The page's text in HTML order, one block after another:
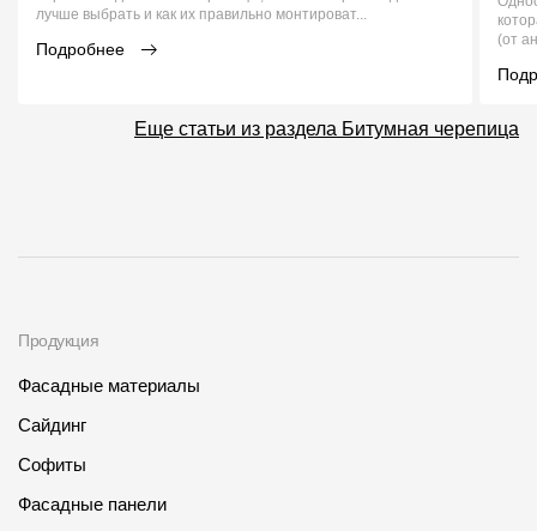
лучше выбрать и как их правильно монтироват...
Подробнее
(от
Еще статьи из раздела Битумная черепица
Продукция
Фасадные материалы
Сайдинг
Софиты
Фасадные панели